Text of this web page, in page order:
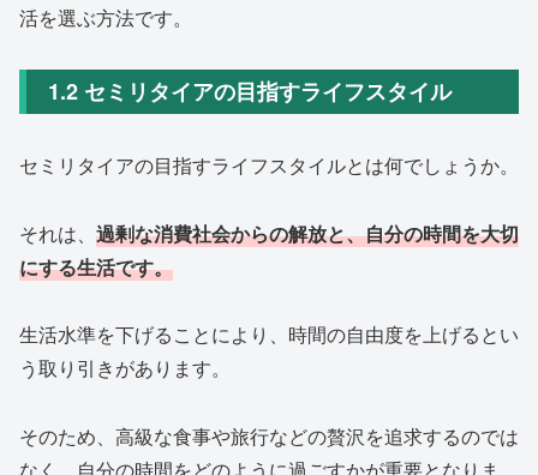
活を選ぶ方法です。
1.2 セミリタイアの目指すライフスタイル
セミリタイアの目指すライフスタイルとは何でしょうか。
それは、 過剰な消費社会からの解放と、自分の時間を大切
にする生活です。
生活水準を下げることにより、時間の自由度を上げるとい
う取り引きがあります。
そのため、高級な食事や旅行などの贅沢を追求するのでは